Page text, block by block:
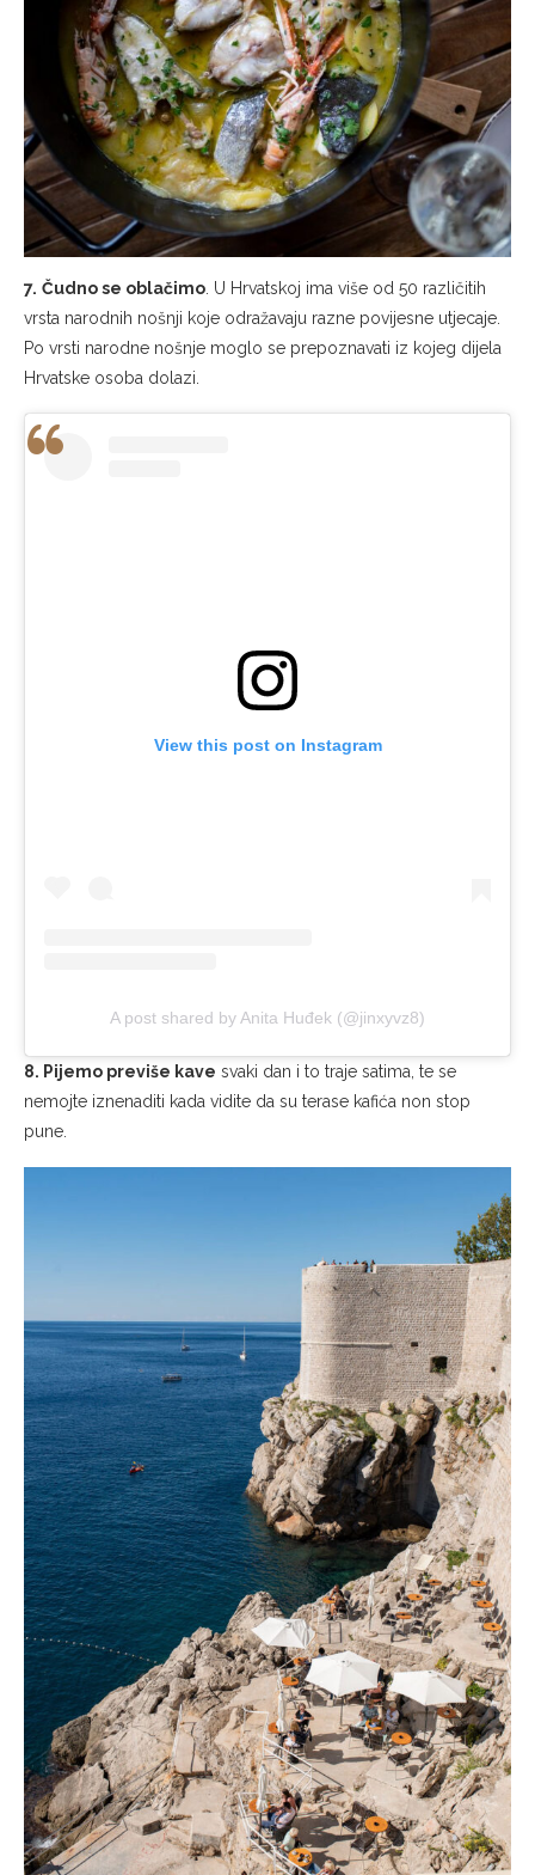
7. Čudno se oblačimo. U Hrvatskoj ima više od 50 različitih
Po vrsti narodne nošnje moglo se prepoznavati iz kojeg dijela
Hrvatske osoba dolazi.
View this post on Instagram
8. Pijemo previše kave svaki dan i to traje satima, te se
nemojte iznenaditi kada vidite da su terase kafića non stop
pune.